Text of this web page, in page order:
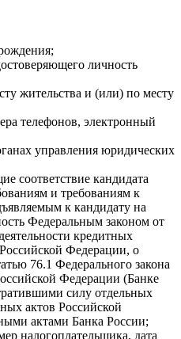
личность
жительства и (или) по месту
телефонов, электронный
управления юридических
соответствие кандидата
и требованиям к
к кандидату на
Федеральным законом от
кредитных
Федерации, о
76.1 Федерального закона
Федерации (Банке
силу отдельных
актов Российской
актами Банка России;
налогоплательщика, дата